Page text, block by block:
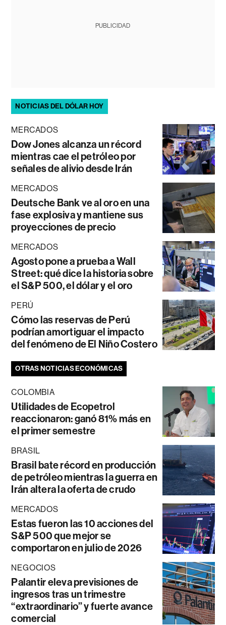
PUBLICIDAD
NOTICIAS DEL DÓLAR HOY
MERCADOS
Dow Jones alcanza un récord
mientras cae el petróleo por
señales de alivio desde Irán
MERCADOS
Deutsche Bank ve al oro en una
fase explosiva y mantiene sus
proyecciones de precio
MERCADOS
Agosto pone a prueba a Wall
Street: qué dice la historia sobre
el S&P 500, el dólar y el oro
PERÚ
Cómo las reservas de Perú
podrían amortiguar el impacto
del fenómeno de El Niño Costero
OTRAS NOTICIAS ECONÓMICAS
COLOMBIA
Utilidades de Ecopetrol
reaccionaron: ganó 81% más en
el primer semestre
BRASIL
Brasil bate récord en producción
de petróleo mientras la guerra en
Irán altera la oferta de crudo
MERCADOS
Estas fueron las 10 acciones del
S&P 500 que mejor se
comportaron en julio de 2026
NEGOCIOS
Palantir eleva previsiones de
ingresos tras un trimestre
“extraordinario” y fuerte avance
comercial